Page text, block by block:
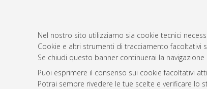
Nel nostro sito utilizziamo sia cookie tecnici
Cookie e altri strumenti di tracciamento facoltativi
Se chiudi questo banner continuerai la
Puoi esprimere il consenso sui cookie facoltativi
Potrai sempre rivedere le tue scelte e verificare
Servizio
Impostazioni Cookie
Informativa sulla
Condizioni d'uso
Mission e policies